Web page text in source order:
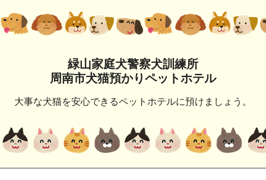
緑山家庭犬警察犬訓練所
周南市犬猫預かりペットホテル
大事な犬猫を安心できるペットホテルに預けましょう。